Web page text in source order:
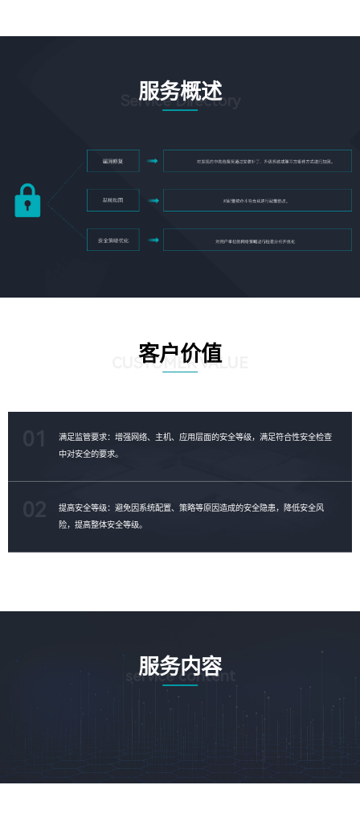
服务概述
Service Directory
客户价值
CUSTOMER VALUE
满足监管要求：增强网络、主机、应用层面的安全等级，满足符合性安全检查
中对安全的要求。
提高安全等级：避免因系统配置、策略等原因造成的安全隐患，降低安全风
险，提高整体安全等级。
服务内容
service content